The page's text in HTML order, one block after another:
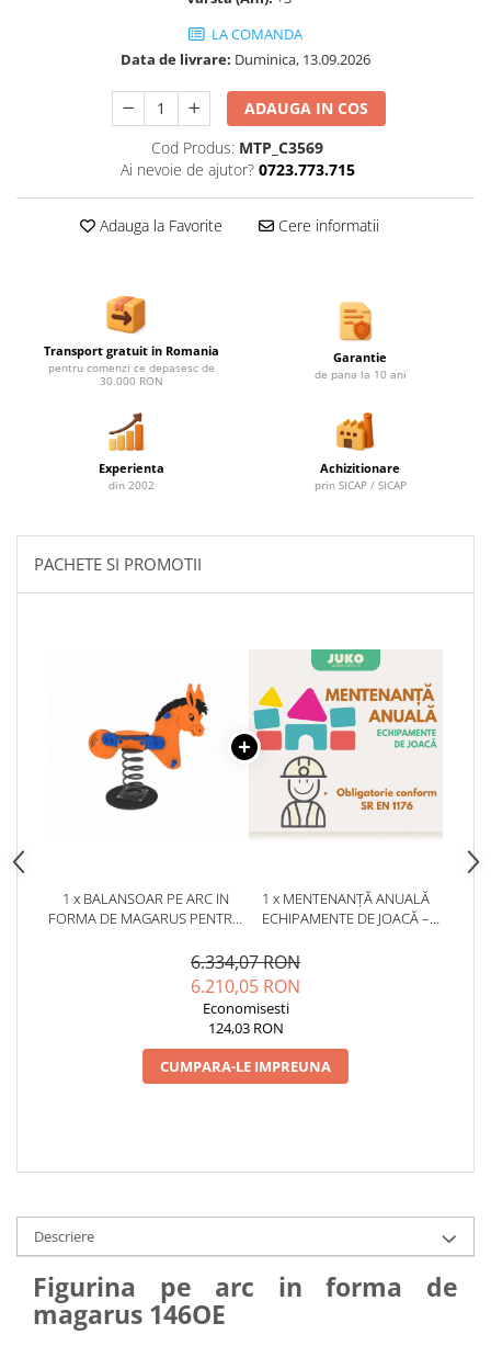
Stalpi camere video
Stalpi / bolarzi de delimitare
Cismea stradala / gradina
Tomberoane si Pubele de Gunoi
Mobilier urban DIZABILITATI
LA COMANDA
Data de livrare: Duminica, 13.09.2026
ADAUGA IN COS
Cod Produs: MTP_C3569
Ai nevoie de ajutor? 0723.773.715
Adauga la Favorite Cere informatii
Transport gratuit in Romania
pentru comenzi ce depasesc de
30.000 RON
Garantie
de pana la 10 ani
Experienta
din 2002
Achizitionare
prin SICAP / SICAP
PACHETE SI PROMOTII
1 x BALANSOAR PE ARC IN
FORMA DE MAGARUS PENTRU
1 x MENTENANȚĂ ANUALĂ
ECHIPAMENTE DE JOACĂ –
CONFORM SR EN 1176
6.334,07 RON
6.210,05 RON
Economisesti
124,03 RON
CUMPARA-LE IMPREUNA
Descriere
Figurina pe arc in forma de
magarus 146OE